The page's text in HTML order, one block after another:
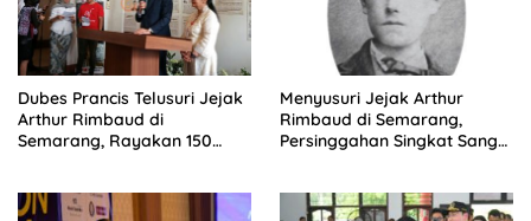
Dubes Prancis Telusuri Jejak
Arthur Rimbaud di
Semarang, Rayakan 150
Menyusuri Jejak Arthur
Rimbaud di Semarang,
Persinggahan Singkat Sang